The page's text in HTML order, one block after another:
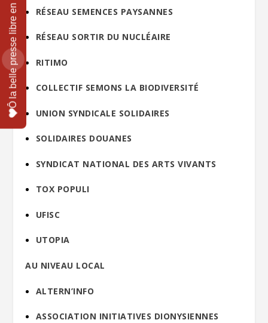
RÉSEAU SEMENCES PAYSANNES
RÉSEAU SORTIR DU NUCLÉAIRE
RITIMO
COLLECTIF SEMONS LA BIODIVERSITÉ
UNION SYNDICALE SOLIDAIRES
SOLIDAIRES DOUANES
SYNDICAT NATIONAL DES ARTS VIVANTS
TOX POPULI
UFISC
UTOPIA
AU NIVEAU LOCAL
ALTERN’INFO
ASSOCIATION INITIATIVES DIONYSIENNES